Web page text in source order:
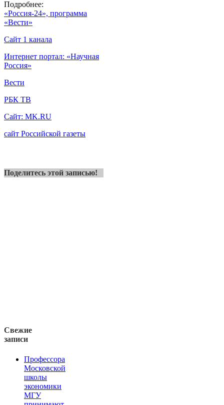
Подробнее:
«Россия-24», программа
«Вести»
Сайт 1 канала
Интернет портал: «Научная
Россия»
Вести
РБК ТВ
Сайт: MK.RU
сайт Российской газеты
Поделитесь этой записью!
Свежие
записи
Профессора
Московской
школы
экономики
МГУ